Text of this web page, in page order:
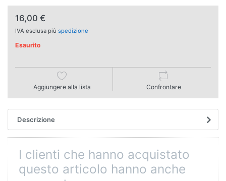
16,00 €
IVA esclusa più spedizione
Esaurito
Aggiungere alla lista Confrontare
Descrizione
I clienti che hanno acquistato
questo articolo hanno anche